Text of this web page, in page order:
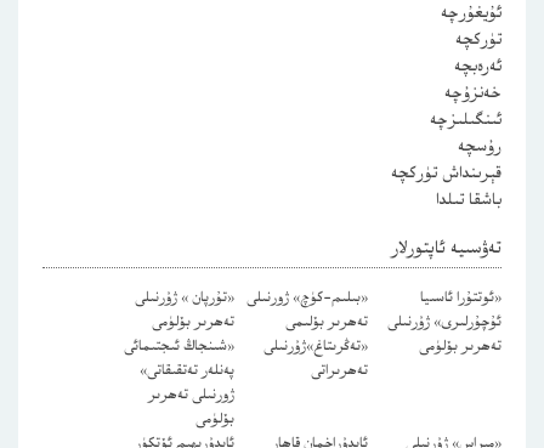
ئۇيغۇرچە
تۈركچە
ئەرەبچە
خەنزۇچە
ئىنگىلىزچە
رۇسچە
قېرىنداش تۈركچە
باشقا تىلدا
تەۋسىيە ئاپتورلار
«ئوتتۇرا ئاسىيا
ئۇچۇرلىرى» ژۇرنىلى
تەھرىر بۆلۈمى
«بىلىم-كۈچ» ژورنىلى
تەھرىر بۆلىمى
«تۇرپان » ژۇرنىلى
تەھرىر بۆلۈمى
«تەڭرىتاغ»ژۇرنىلى
تەھرىراتى
«شىنجاڭ ئىجتىمائى
پەنلەر تەتقىقاتى»
ژورنىلى تەھرىر
بۆلۈمى
«مىراس» ژۇرنىلى
ئابدۇراخمان قاھار
ئابدۇرېھىم ئۆتكۈر